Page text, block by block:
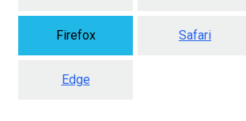
Firefox Safari
Edge